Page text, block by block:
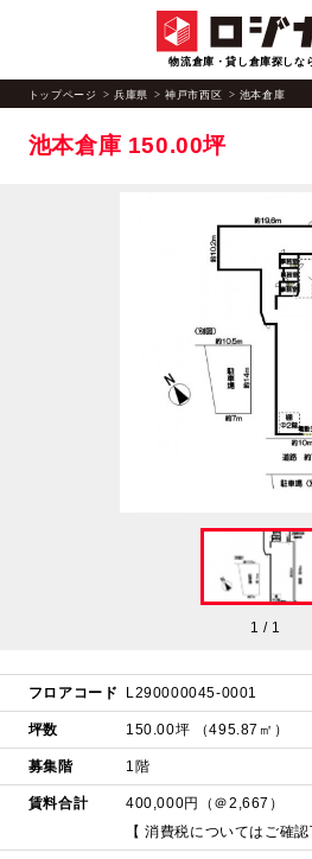
物流倉庫・貸し倉庫探しな
トップページ 兵庫県 神戸市西区 池本倉庫
1/ 1
池本倉庫 150.00坪
フロアコード L290000045-0001
坪数 150.00坪 （495.87㎡）
募集階 1階
賃料合計
400,000円（＠2,667）
【 消費税についてはご確認